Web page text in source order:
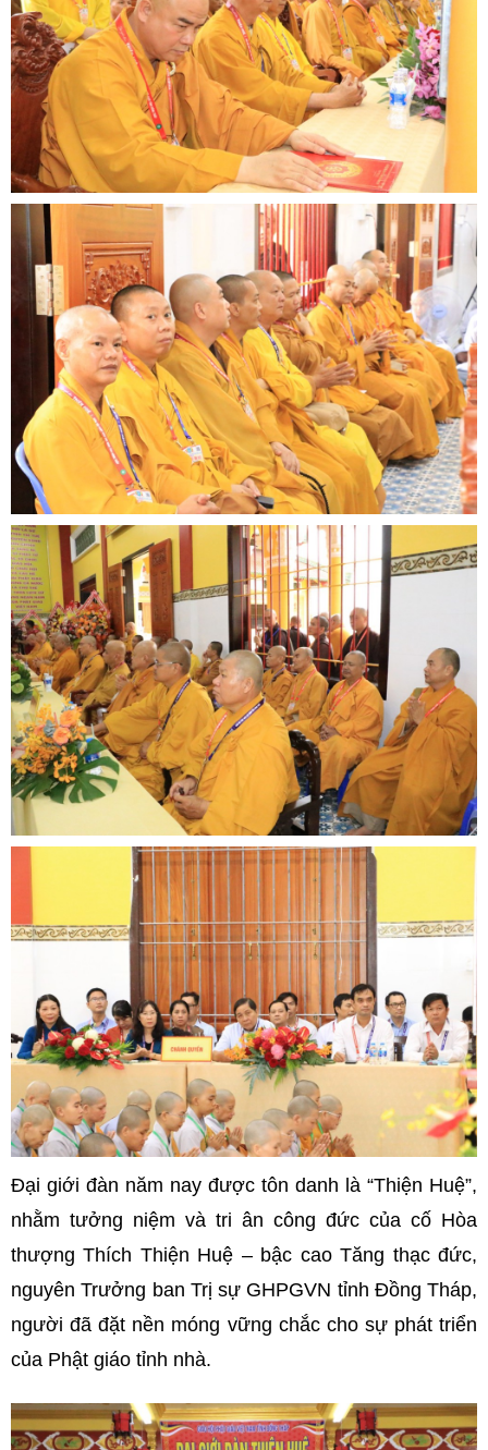
Đại giới đàn năm nay được tôn danh là “Thiện Huệ”,
nhằm tưởng niệm và tri ân công đức của cố Hòa
thượng Thích Thiện Huệ – bậc cao Tăng thạc đức,
nguyên Trưởng ban Trị sự GHPGVN tỉnh Đồng Tháp,
người đã đặt nền móng vững chắc cho sự phát triển
của Phật giáo tỉnh nhà.